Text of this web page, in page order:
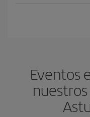
Eventos